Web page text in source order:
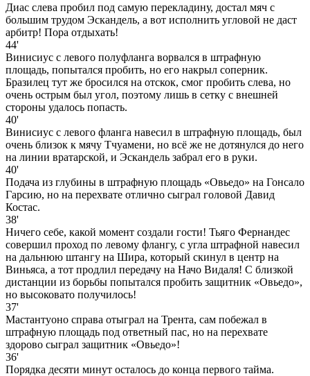
Диас слева пробил под самую перекладину, достал мяч с
большим трудом Эскандель, а вот исполнить угловой не даст
арбитр! Пора отдыхать!
44'
Винисиус с левого полуфланга ворвался в штрафную
площадь, попытался пробить, но его накрыл соперник.
Бразилец тут же бросился на отскок, смог пробить слева, но
очень острым был угол, поэтому лишь в сетку с внешней
стороны удалось попасть.
40'
Винисиус с левого фланга навесил в штрафную площадь, был
очень близок к мячу Тчуамени, но всё же не дотянулся до него
на линии вратарской, и Эскандель забрал его в руки.
40'
Подача из глубины в штрафную площадь «Овьедо» на Гонсало
Гарсию, но на перехвате отлично сыграл головой Давид
Костас.
38'
Ничего себе, какой момент создали гости! Тьяго Фернандес
совершил проход по левому флангу, с угла штрафной навесил
на дальнюю штангу на Шира, который скинул в центр на
Виньяса, а тот продлил передачу на Начо Видаля! С близкой
дистанции из борьбы попытался пробить защитник «Овьедо»,
но высоковато получилось!
37'
Мастантуоно справа отыграл на Трента, сам побежал в
штрафную площадь под ответный пас, но на перехвате
здорово сыграл защитник «Овьедо»!
36'
Порядка десяти минут осталось до конца первого тайма.